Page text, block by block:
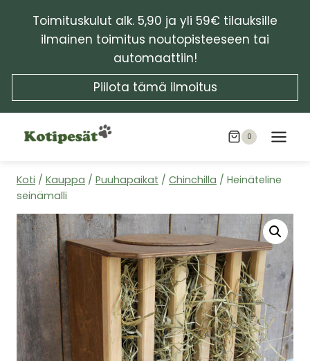
sisältöönToimituskulut alk. 5,90 ja yli 59€ tilauksille
ilmainen toimitus noutopisteeseen tai
automaattiin!
Piilota tämä ilmoitus
0
Koti / Kauppa / Puuhapaikat / Chinchilla / Heinäteline
seinämalli